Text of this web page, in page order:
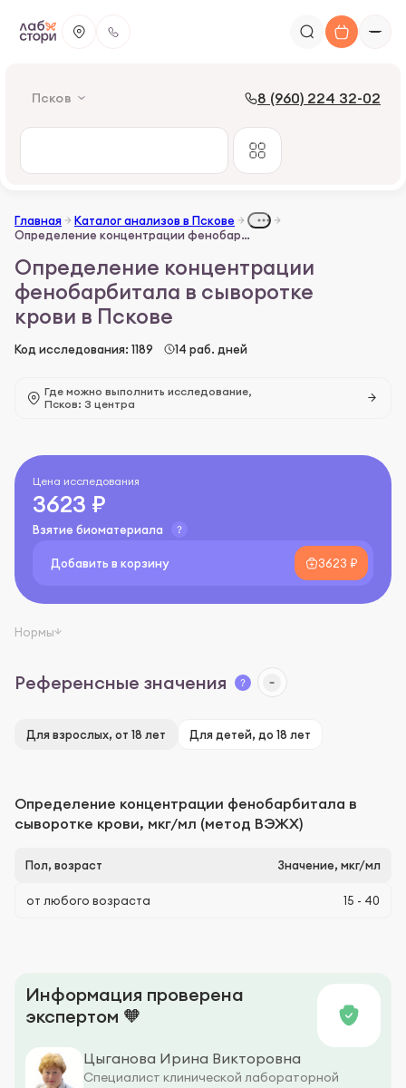
Псков 8 (960) 224 32-02
Главная
Каталог анализов в Пскове
Определение концентрации фенобарбитала в сыворотке крови
Определение концентрации
фенобарбитала в сыворотке
крови в Пскове
Код исследования: 1189 14 раб. дней
Где можно выполнить исследование,
Псков: 3 центра
Цена исследования
3623 ₽
Взятие биоматериала
Добавить в корзину 3623 ₽
Нормы
Референсные значения
Для взрослых, от 18 лет Для детей, до 18 лет
Определение концентрации фенобарбитала в
сыворотке крови, мкг/мл (метод ВЭЖХ)
Пол, возраст Значение, мкг/мл
от любого возраста 15 - 40
Информация проверена
экспертом 🧡
Цыганова Ирина Викторовна
Специалист клинической лабораторной